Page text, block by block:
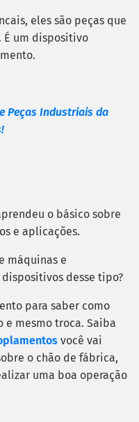
eles são peças que
É um dispositivo
Peças Industriais da
o básico sobre
e aplicações.
máquinas e
desse tipo?
para saber como
e mesmo troca. Saiba
você vai
o chão de fábrica,
uma boa operação